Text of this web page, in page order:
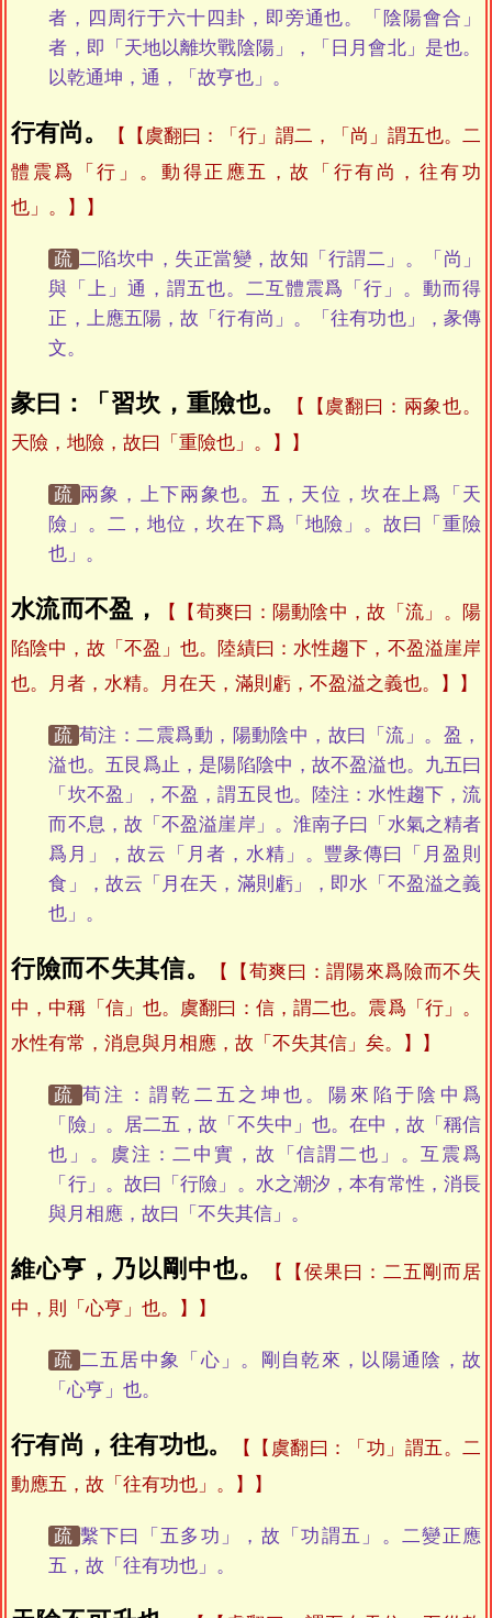
者，四周行于六十四卦，即旁通也。「陰陽會合」
者，即「天地以離坎戰陰陽」，「日月會北」是也。
以乾通坤，通，「故亨也」。
行有尚。
【虞翻曰：「行」謂二，「尚」謂五也。二
體震爲「行」。動得正應五，故「行有尚，往有功
也」。】
疏 二陷坎中，失正當變，故知「行謂二」。「尚」
與「上」通，謂五也。二互體震爲「行」。動而得
正，上應五陽，故「行有尚」。「往有功也」，彖傳
文。
彖曰：「習坎，重險也。
【虞翻曰：兩象也。
天險，地險，故曰「重險也」。】
疏 兩象，上下兩象也。五，天位，坎在上爲「天
險」。二，地位，坎在下爲「地險」。故曰「重險
也」。
水流而不盈，
【荀爽曰：陽動陰中，故「流」。陽
陷陰中，故「不盈」也。陸績曰：水性趨下，不盈溢崖岸
也。月者，水精。月在天，滿則虧，不盈溢之義也。】
疏 荀注：二震爲動，陽動陰中，故曰「流」。盈，
溢也。五艮爲止，是陽陷陰中，故不盈溢也。九五曰
「坎不盈」，不盈，謂五艮也。陸注：水性趨下，流
而不息，故「不盈溢崖岸」。淮南子曰「水氣之精者
爲月」，故云「月者，水精」。豐彖傳曰「月盈則
食」，故云「月在天，滿則虧」，即水「不盈溢之義
也」。
行險而不失其信。
【荀爽曰：謂陽來爲險而不失
中，中稱「信」也。虞翻曰：信，謂二也。震爲「行」。
水性有常，消息與月相應，故「不失其信」矣。】
疏 荀注：謂乾二五之坤也。陽來陷于陰中爲
「險」。居二五，故「不失中」也。在中，故「稱信
也」。虞注：二中實，故「信謂二也」。互震爲
「行」。故曰「行險」。水之潮汐，本有常性，消長
與月相應，故曰「不失其信」。
維心亨，乃以剛中也。
【侯果曰：二五剛而居
中，則「心亨」也。】
疏 二五居中象「心」。剛自乾來，以陽通陰，故
「心亨」也。
行有尚，往有功也。
【虞翻曰：「功」謂五。二
動應五，故「往有功也」。】
疏 繫下曰「五多功」，故「功謂五」。二變正應
五，故「往有功也」。